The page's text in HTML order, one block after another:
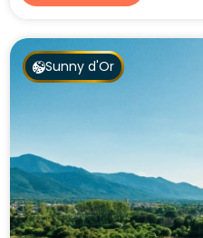
Sunny d'Or